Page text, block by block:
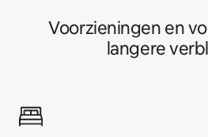
Voorzieningen en
langere